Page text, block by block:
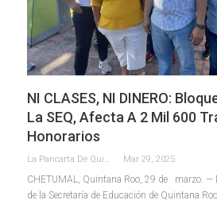
NI CLASES, NI DINERO:
La SEQ, Afecta A 2 Mil 600
Honorarios
La Pancarta De Quintana Roo Mar 29, 2025
CHETUMAL, Quintana Roo, 29 de marzo. —
de la Secretaría de Educación de Quintana